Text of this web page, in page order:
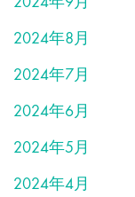
2024年8月
2024年7月
2024年6月
2024年5月
2024年4月